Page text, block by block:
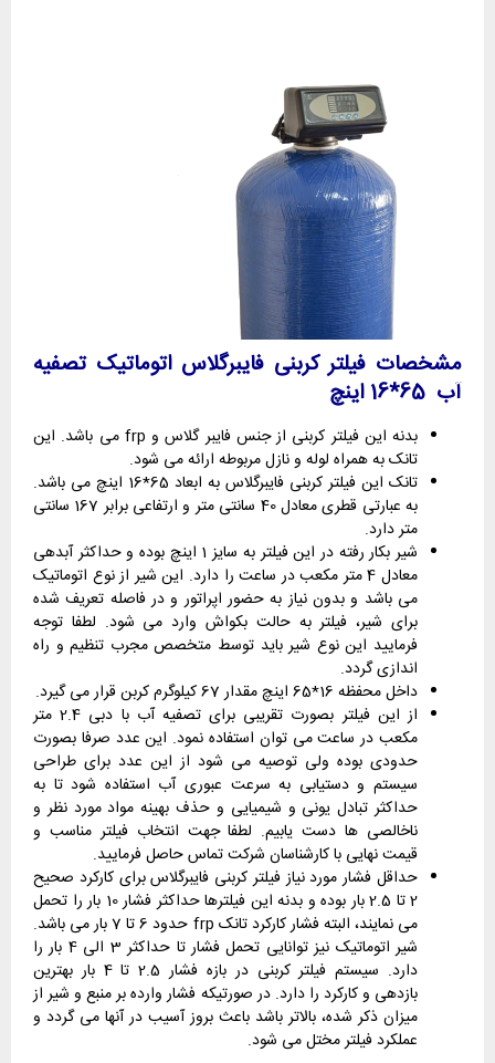
مشخصات فیلتر کربنی فایبرگلاس اتوماتیک تصفیه
آب 65*16 اینچ
بدنه این فیلتر کربنی از جنس فایبر گلاس و frp می باشد. این
تانک به همراه لوله و نازل مربوطه ارائه می شود.
تانک این فیلتر کربنی فایبرگلاس به ابعاد 65*16 اینچ می باشد.
به عبارتی قطری معادل 40 سانتی متر و ارتفاعی برابر 167 سانتی
متر دارد.
شیر بکار رفته در این فیلتر به سایز 1 اینچ بوده و حداکثر آبدهی
معادل 4 متر مکعب در ساعت را دارد. این شیر از نوع اتوماتیک
می باشد و بدون نیاز به حضور اپراتور و در فاصله تعریف شده
برای شیر، فیلتر به حالت بکواش وارد می شود. لطفا توجه
فرمایید این نوع شیر باید توسط متخصص مجرب تنظیم و راه
اندازی گردد.
داخل محفظه 16*65 اینچ مقدار 67 کیلوگرم کربن قرار می گیرد.
از این فیلتر بصورت تقریبی برای تصفیه آب با دبی 2.4 متر
مکعب در ساعت می توان استفاده نمود. این عدد صرفا بصورت
حدودی بوده ولی توصیه می شود از این عدد برای طراحی
سیستم و دستیابی به سرعت عبوری آب استفاده شود تا به
حداکثر تبادل یونی و شیمیایی و حذف بهینه مواد مورد نظر و
ناخالصی ها دست یابیم. لطفا جهت انتخاب فیلتر مناسب و
قیمت نهایی با کارشناسان شرکت تماس حاصل فرمایید.
حداقل فشار مورد نیاز فیلتر کربنی فایبرگلاس برای کارکرد صحیح
2 تا 2.5 بار بوده و بدنه این فیلترها حداکثر فشار 10 بار را تحمل
می نمایند، البته فشار کارکرد تانک frp حدود 6 تا 7 بار می باشد.
شیر اتوماتیک نیز توانایی تحمل فشار تا حداکثر 3 الی 4 بار را
دارد. سیستم فیلتر کربنی در بازه فشار 2.5 تا 4 بار بهترین
بازدهی و کارکرد را دارد. در صورتیکه فشار وارده بر منبع و شیر از
میزان ذکر شده، بالاتر باشد باعث بروز آسیب در آنها می گردد و
عملکرد فیلتر مختل می شود.